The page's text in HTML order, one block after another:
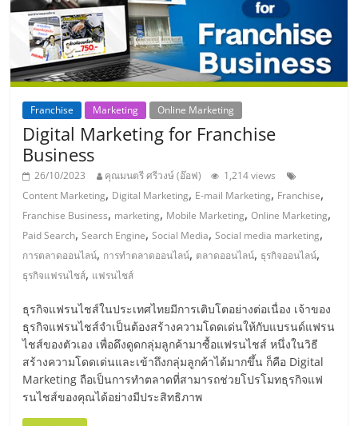
รน
ไชส์
รน
ไชส์
ขาย
หน้า
บ้าน
ลงทุน
น้อย
คืน
ทุน
ไว,
ปรึกษา
ลงทุน
และ
ขยาย
สา
ขา
Franchise Marketing Online Marketing
Digital Marketing for Franchise
Business
26/10/2023 คุณมนตรี ศรีวงษ์ (อ๊อฟ)
1,214 views
Content Marketing, Digital Marketing, E-mail Marketing, Franchise,
Franchise Business, marketing, Mobile Marketing,Online Marketing,
Paid Search,Search Engine,Social Media,Social media marketing,
การตลาดออนไลน์, การทำตลาดออนไลน์, ตลาดออนไลน์, ธุรกิจออนไลน์,
ธุรกิจแฟรนไชส์, แฟรนไชส์
ธุรกิจแฟรนไชส์ในประเทศไทยมีการเติบโตอย่างต่อเนื่อง เจ้าของ
ธุรกิจแฟรนไชส์จำเป็นต้องสร้างความโดดเด่นให้กับแบรนด์แฟรน
ไชส์ของตัวเอง เพื่อดึงดูดกลุ่มลูกค้ามาซื้อแฟรนไชส์ หนึ่งในวิธี
สร้างความโดดเด่นและเข้าถึงกลุ่มลูกค้าได้มากขึ้น ก็คือ Digital
Marketing ถือเป็นการทำตลาดที่สามารถช่วยโปรโมทธุรกิจแฟ
รนไชส์ของคุณได้อย่างมีประสิทธิภาพ